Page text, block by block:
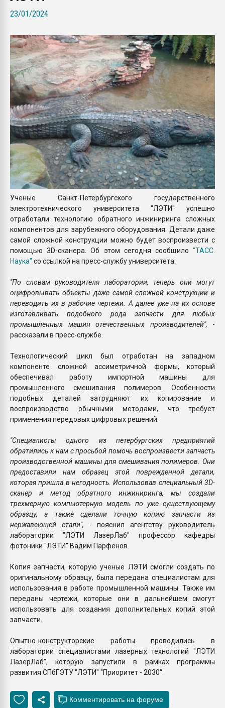
ПЕРЕЙТИ НА
23/01/2024
Ученые Санкт-Петербургского государственного
электротехнического университета "ЛЭТИ" успешно
отработали технологию обратного инжиниринга сложных
компонентов для зарубежного оборудования. Детали даже
самой сложной конструкции можно будет воспроизвести с
помощью 3D-сканера. Об этом сегодня сообщило "ТАСС.
Наука" со ссылкой на пресс-службу университета.
"По словам руководителя лаборатории, теперь они могут
оцифровывать объекты даже самой сложной конструкции и
переводить их в рабочие чертежи. А далее уже на их основе
изготавливать подобного рода запчасти для любых
промышленных машин отечественных производителей", -
рассказали в пресс-службе.
Технологический цикл был отработан на западном
компоненте сложной ассиметричной формы, который
обеспечивал работу импортной машины для
промышленного смешивания полимеров. Особенности
подобных деталей затрудняют их копирование и
воспроизводство обычными методами, что требует
применения передовых цифровых решений.
"Специалисты одного из петербургских предприятий
обратились к нам с просьбой помочь воспроизвести запчасть
производственной машины для смешивания полимеров. Они
предоставили нам образец этой поврежденной детали,
которая пришла в негодность. Использовав специальный 3D-
сканер и метод обратного инжиниринга, мы создали
трехмерную компьютерную модель по уже существующему
образцу, а также сделали точную копию запчасти из
нержавеющей стали", - пояснил агентству руководитель
лаборатории "ЛЭТИ ЛазерЛаб" профессор кафедры
фотоники "ЛЭТИ" Вадим Парфенов.
Копия запчасти, которую ученые ЛЭТИ смогли создать по
оригинальному образцу, была передана специалистам для
использования в работе промышленной машины. Также им
переданы чертежи, которые они в дальнейшем смогут
использовать для создания дополнительных копий этой
запчасти.
Опытно-конструкторские работы проводились в
лаборатории специалистами лазерных технологий "ЛЭТИ
ЛазерЛаб", которую запустили в рамках программы
развития СПбГЭТУ "ЛЭТИ" "Приоритет - 2030".